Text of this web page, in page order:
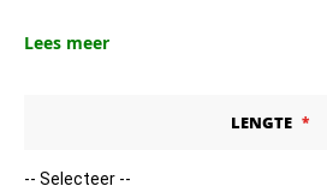
Lees meer
LENGTE